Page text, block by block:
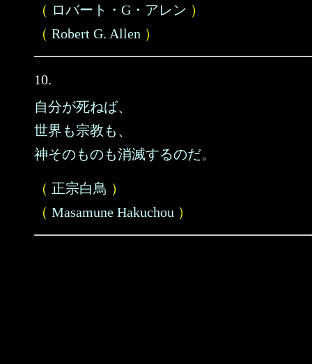
（ ロバート・G・アレン ）
（ Robert G. Allen ）
10.
自分が死ねば、
世界も宗教も、
神そのものも消滅するのだ。
（ 正宗白鳥 ）
（ Masamune Hakuchou ）